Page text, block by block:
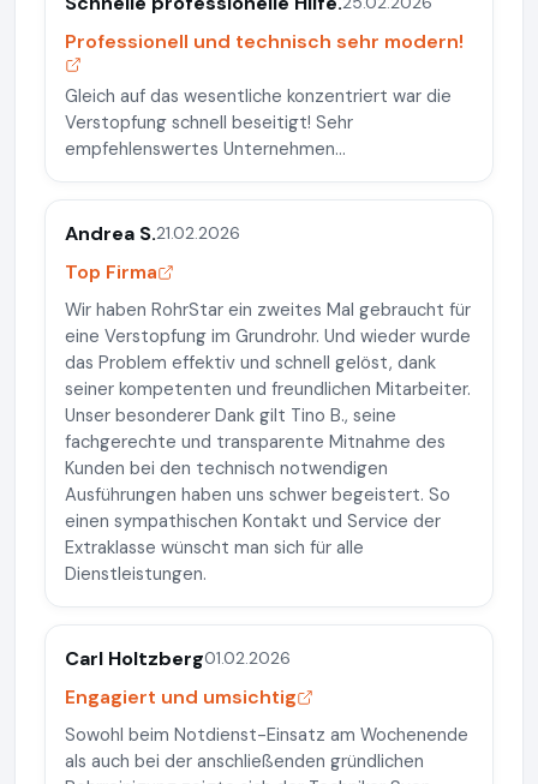
Professionell und technisch sehr modern!
Gleich auf das wesentliche konzentriert war die
Verstopfung schnell beseitigt! Sehr
empfehlenswertes Unternehmen...
Andrea S.21.02.2026
Top Firma
Wir haben RohrStar ein zweites Mal gebraucht für
eine Verstopfung im Grundrohr. Und wieder wurde
das Problem effektiv und schnell gelöst, dank
seiner kompetenten und freundlichen Mitarbeiter.
Unser besonderer Dank gilt Tino B., seine
fachgerechte und transparente Mitnahme des
Kunden bei den technisch notwendigen
Ausführungen haben uns schwer begeistert. So
einen sympathischen Kontakt und Service der
Extraklasse wünscht man sich für alle
Dienstleistungen.
Carl Holtzberg01.02.2026
Engagiert und umsichtig
Sowohl beim Notdienst-Einsatz am Wochenende
als auch bei der anschließenden gründlichen